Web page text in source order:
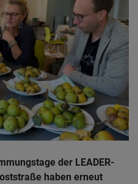
der LEADER-
haben erneut